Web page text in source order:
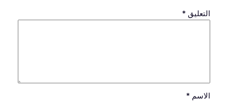
التعليق *
الاسم *